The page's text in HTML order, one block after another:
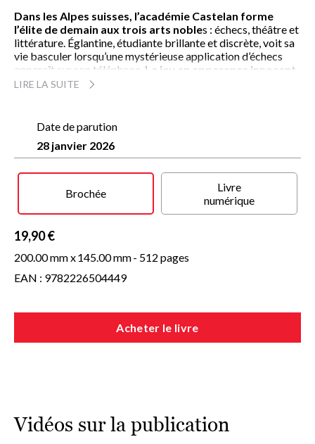
Dans les Alpes suisses, l’académie Castelan forme
l’élite de demain aux trois arts nobles : échecs, théâtre et
littérature. Églantine, étudiante brillante et discrète, voit sa
vie basculer lorsqu’une mystérieuse application d’échecs
apparaît sur son téléphone. Le jeu en apparence innocent
se révèle macabre
Pour arrêter le coupable, Églantine doit s’allier à son
plus grand rival, l’insaisissable et fascinant Riven
la proximité fait naître en elle une attirance inattendue. Mais
alors que la mort rôde dans les couloirs du château et que
chaque professeur, chaque étudiant pourrait être le
meurtrier, peut-elle vraiment faire confiance à ce garçon
énigmatique ?
LIRE LA SUITE
Date de parution
28 janvier 2026
Brochée
Livre
numérique
19,90 €
200.00 mm x145.00 mm- 512 pages
EAN : 9782226504449
Acheter le livre
Vidéos sur la publication